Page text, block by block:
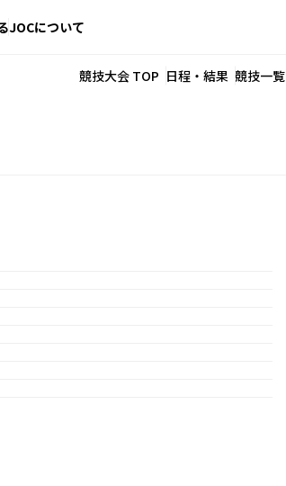
JOCについて
競技大会 TOP 日程・結果 競技一覧